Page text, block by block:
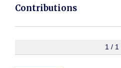
Contributions
1 / 1